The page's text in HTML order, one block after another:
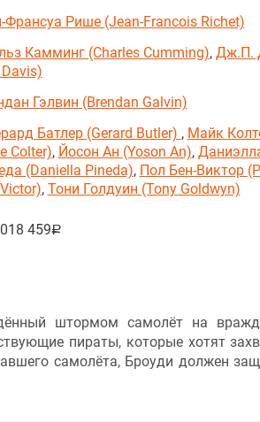
Рише (Jean-Francois Richet)
Камминг (Charles Cumming), Дж.П.
Davis)
Гэлвин (Brendan Galvin)
Батлер (Gerard Butler) , Майк
Colter), Йосон Ан (Yoson An),
(Daniella Pineda), Пол Бен-Виктор
, Тони Голдуин (Tony Goldwyn)
459руб.
штормом самолёт на
пираты, которые хотят
самолёта, Броуди должен